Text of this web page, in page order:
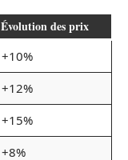
Évolution des prix
+10%
+12%
+15%
+8%